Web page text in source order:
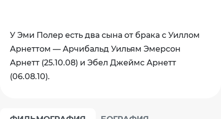
У Эми Полер есть два сына от брака с Уиллом
Арнеттом — Арчибальд Уильям Эмерсон
Арнетт (25.10.08) и Эбел Джеймс Арнетт
(06.08.10).